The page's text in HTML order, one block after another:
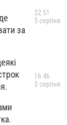
за
22:51
3 серпня
16:46
3 серпня